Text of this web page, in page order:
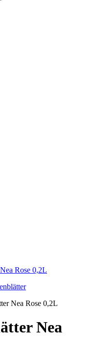
Nea Rose 0,2L
Nea